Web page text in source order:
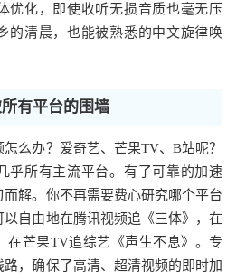
优化，即使收听无损音质也毫无压
的清晨，也能被熟悉的中文旋律唤
有平台的围墙
么办？爱奇艺、芒果TV、B站呢？
乎所有主流平台。有了可靠的加速
解。你不再需要费心研究哪个平台
自由地在腾讯视频追《三体》，在
在芒果TV追综艺《声生不息》。专
路，确保了高清、超清视频的即时加